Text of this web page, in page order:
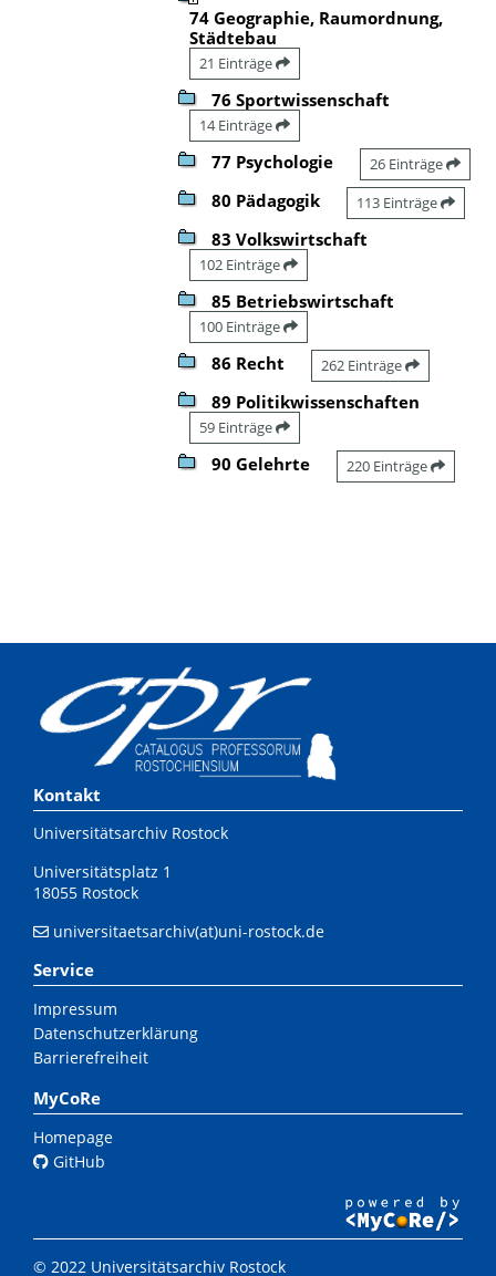
74 Geographie, Raumordnung,
Städtebau
21 Einträge
76 Sportwissenschaft
14 Einträge
77 Psychologie 26 Einträge
80 Pädagogik 113 Einträge
83 Volkswirtschaft
102 Einträge
85 Betriebswirtschaft
100 Einträge
86 Recht 262 Einträge
89 Politikwissenschaften
59 Einträge
90 Gelehrte 220 Einträge
Kontakt
Universitätsarchiv Rostock
Universitätsplatz 1
18055 Rostock
universitaetsarchiv(at)uni-rostock.de
Service
Impressum
Datenschutzerklärung
Barrierefreiheit
MyCoRe
Homepage
GitHub
© 2022 Universitätsarchiv Rostock